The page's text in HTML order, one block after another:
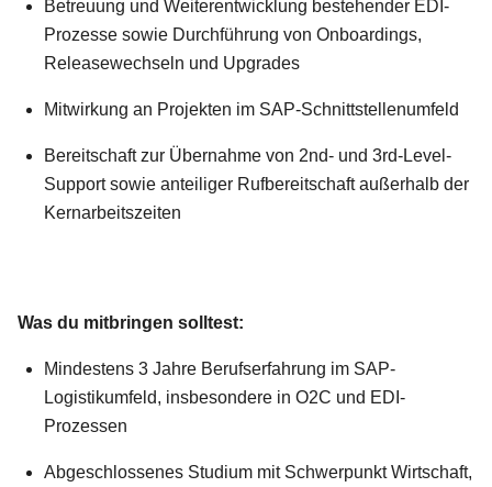
Betreuung und Weiterentwicklung bestehender EDI-
Prozesse sowie Durchführung von Onboardings,
Releasewechseln und Upgrades
Mitwirkung an Projekten im SAP-Schnittstellenumfeld
Bereitschaft zur Übernahme von 2nd- und 3rd-Level-
Support sowie anteiliger Rufbereitschaft außerhalb der
Kernarbeitszeiten
Was du mitbringen solltest:
Mindestens 3 Jahre Berufserfahrung im SAP-
Logistikumfeld, insbesondere in O2C und EDI-
Prozessen
Abgeschlossenes Studium mit Schwerpunkt Wirtschaft,